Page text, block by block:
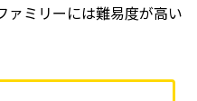
ァミリーには難易度が高い